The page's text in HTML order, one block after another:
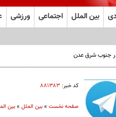
بین الملل اجتماعی ورزشی
جنوب شرق عدن
کد خبر: ۸۸۱۳۸۳
صفحه نخست»بین الملل»بین